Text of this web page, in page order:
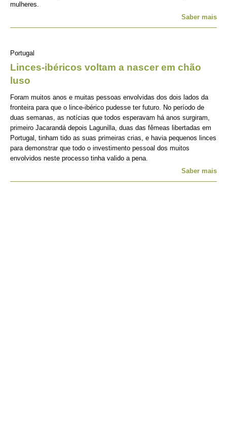
mulheres.
Saber mais
Portugal
Linces-ibéricos voltam a nascer em chão
luso
Foram muitos anos e muitas pessoas envolvidas dos dois lados da
fronteira para que o lince-ibérico pudesse ter futuro. No período de
duas semanas, as notícias que todos esperavam há anos surgiram,
primeiro Jacarandá depois Lagunilla, duas das fêmeas libertadas em
Portugal, tinham tido as suas primeiras crias, e havia pequenos linces
para demonstrar que todo o investimento pessoal dos muitos
envolvidos neste processo tinha valido a pena.
Saber mais